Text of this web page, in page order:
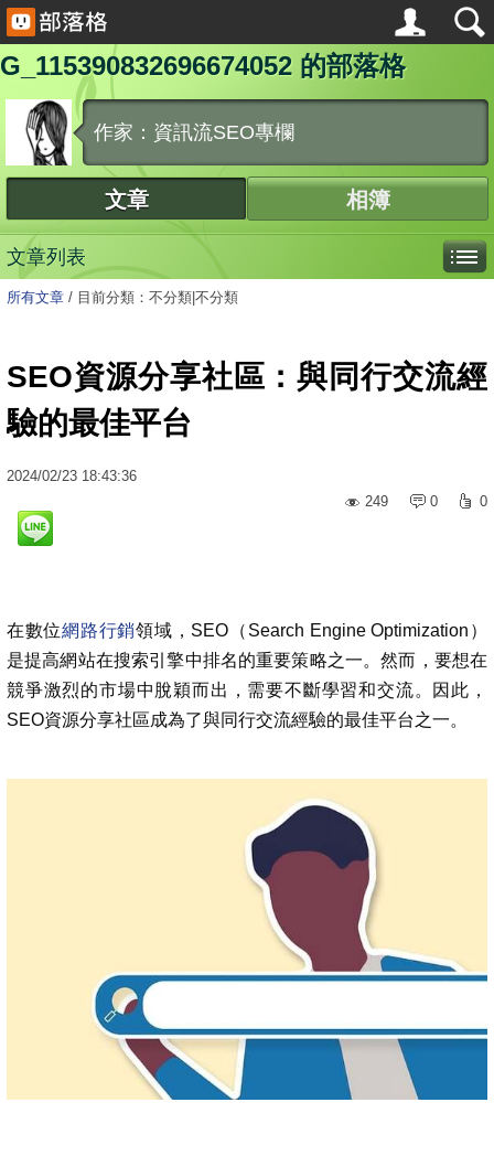
G_115390832696674052 的部落格
作家：資訊流SEO專欄
文章 相簿
文章列表
所有文章 / 目前分類：不分類|不分類
SEO資源分享社區：與同行交流經
驗的最佳平台
2024/02/23 18:43:36
249
0 0
在數位網路行銷領域，SEO（Search Engine Optimization）
是提高網站在搜索引擎中排名的重要策略之一。然而，要想在
競爭激烈的市場中脫穎而出，需要不斷學習和交流。因此，
SEO資源分享社區成為了與同行交流經驗的最佳平台之一。